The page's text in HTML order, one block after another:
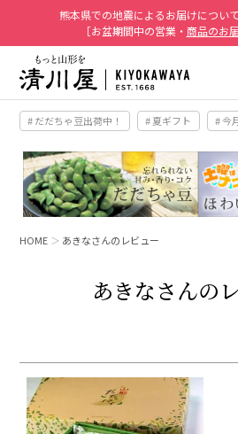
熊本県での地震によるお届けについ
［お盆期間中の営業・ 商品のお
# だだちゃ豆出荷中！ # 夏ギフト # 今
HOME あきなさんのレビュー
あきなさんの